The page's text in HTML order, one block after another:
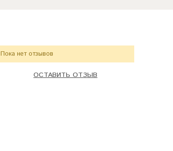
Пока нет отзывов
ОСТАВИТЬ ОТЗЫВ